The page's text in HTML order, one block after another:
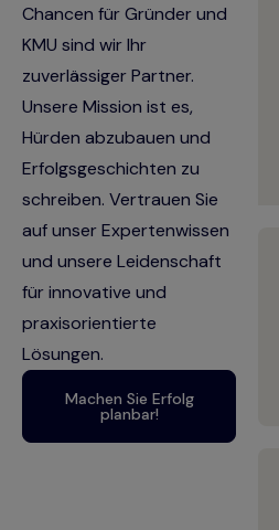
Chancen für Gründer und
KMU sind wir Ihr
zuverlässiger Partner.
Unsere Mission ist es,
Hürden abzubauen und
Erfolgsgeschichten zu
schreiben. Vertrauen Sie
auf unser Expertenwissen
und unsere Leidenschaft
für innovative und
praxisorientierte
Lösungen.
Machen Sie Erfolg
planbar!